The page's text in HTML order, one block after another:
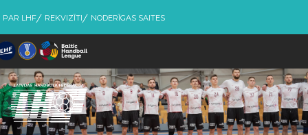
PAR LHF REKVIZĪTI NODERĪGAS SAITES